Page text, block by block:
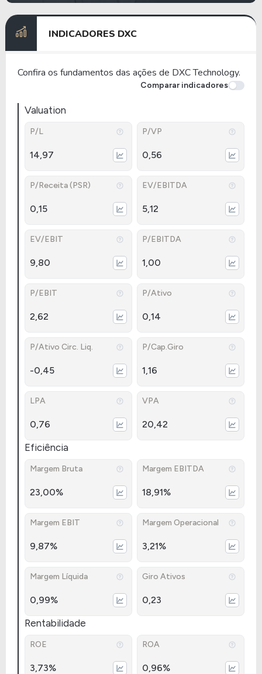
INDICADORES DXC
Confira os fundamentos das ações de DXC Technology.
Comparar indicadores
Valuation
P/L
14,97
P/VP
0,56
P/Receita (PSR)
0,15
EV/EBITDA
5,12
EV/EBIT
9,80
P/EBITDA
1,00
P/EBIT
2,62
P/Ativo
0,14
P/Ativo Circ. Liq.
-0,45
P/Cap.Giro
1,16
LPA
0,76
VPA
20,42
Eficiência
Margem Bruta
23,00%
Margem EBITDA
18,91%
Margem EBIT
9,87%
Margem Operacional
3,21%
Margem Líquida
0,99%
Giro Ativos
0,23
Rentabilidade
ROE
3,73%
ROA
0,96%